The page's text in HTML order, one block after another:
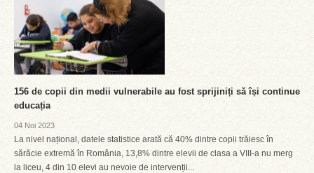
156 de copii din medii vulnerabile au fost sprijiniți să își continue
educația
04 Noi 2023
La nivel național, datele statistice arată că 40% dintre copii trăiesc în
sărăcie extremă în România, 13,8% dintre elevii de clasa a VIII-a nu merg
la liceu, 4 din 10 elevi au nevoie de intervenții...